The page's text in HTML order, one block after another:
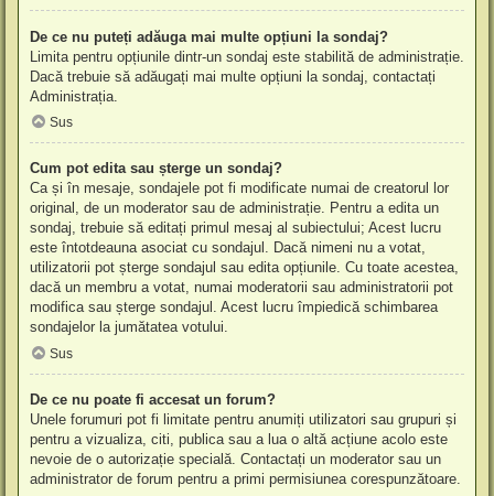
De ce nu puteți adăuga mai multe opțiuni la sondaj?
Limita pentru opțiunile dintr-un sondaj este stabilită de administrație.
Dacă trebuie să adăugați mai multe opțiuni la sondaj, contactați
Administrația.
Sus
Cum pot edita sau șterge un sondaj?
Ca și în mesaje, sondajele pot fi modificate numai de creatorul lor
original, de un moderator sau de administrație. Pentru a edita un
sondaj, trebuie să editați primul mesaj al subiectului; Acest lucru
este întotdeauna asociat cu sondajul. Dacă nimeni nu a votat,
utilizatorii pot șterge sondajul sau edita opțiunile. Cu toate acestea,
dacă un membru a votat, numai moderatorii sau administratorii pot
modifica sau șterge sondajul. Acest lucru împiedică schimbarea
sondajelor la jumătatea votului.
Sus
De ce nu poate fi accesat un forum?
Unele forumuri pot fi limitate pentru anumiți utilizatori sau grupuri și
pentru a vizualiza, citi, publica sau a lua o altă acțiune acolo este
nevoie de o autorizație specială. Contactați un moderator sau un
administrator de forum pentru a primi permisiunea corespunzătoare.